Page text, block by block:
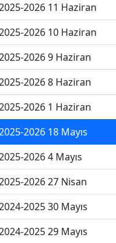
2026 11 Haziran
2026 10 Haziran
2026 9 Haziran
2026 8 Haziran
2026 1 Haziran
2026 18 Mayıs
2026 4 Mayıs
2026 27 Nisan
2025 30 Mayıs
2025 29 Mayıs